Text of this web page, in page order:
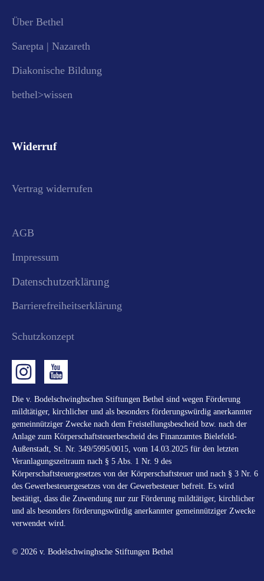
Über Bethel
Sarepta | Nazareth
Diakonische Bildung
bethel>wissen
Widerruf
Vertrag widerrufen
AGB
Impressum
Datenschutzerklärung
Barrierefreiheitserklärung
Schutzkonzept
Die v. Bodelschwinghschen Stiftungen Bethel sind wegen Förderung
mildtätiger, kirchlicher und als besonders förderungswürdig anerkannter
gemeinnütziger Zwecke nach dem Freistellungsbescheid bzw. nach der
Anlage zum Körperschaftsteuerbescheid des Finanzamtes Bielefeld-
Außenstadt, St. Nr. 349/5995/0015, vom 14.03.2025 für den letzten
Veranlagungszeitraum nach § 5 Abs. 1 Nr. 9 des
Körperschaftsteuergesetzes von der Körperschaftsteuer und nach § 3 Nr. 6
des Gewerbesteuergesetzes von der Gewerbesteuer befreit. Es wird
bestätigt, dass die Zuwendung nur zur Förderung mildtätiger, kirchlicher
und als besonders förderungswürdig anerkannter gemeinnütziger Zwecke
verwendet wird.
© 2026 v. Bodelschwinghsche Stiftungen Bethel